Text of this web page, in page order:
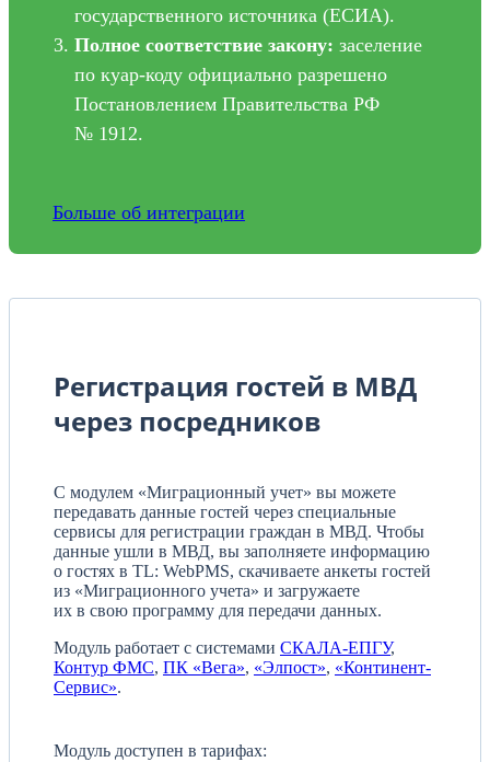
государственного источника (ЕСИА).
Полное соответствие закону: заселение
по куар-коду официально разрешено
Постановлением Правительства РФ
№ 1912.
Больше об интеграции
Регистрация гостей в МВД
через посредников
С модулем «Миграционный учет» вы можете
передавать данные гостей через специальные
сервисы для регистрации граждан в МВД. Чтобы
данные ушли в МВД, вы заполняете информацию
о гостях в TL: WebPMS, скачиваете анкеты гостей
из «Миграционного учета» и загружаете
их в свою программу для передачи данных.
Модуль работает с системами СКАЛА-ЕПГУ,
Контур ФМС, ПК «Вега», «Элпост», «Континент-
Сервис».
Модуль доступен в тарифах: